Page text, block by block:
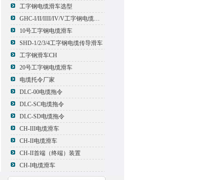
工字钢电缆滑车选型
GHC-I/II/IIII/IV/V工字钢电缆滑车
10号工字钢电缆滑车
SHD-1/2/3/4工字钢电缆传导滑车
工字钢滑车CH
20号工字钢电缆滑车
电缆托令厂家
DLC-00电缆拖令
DLC-SC电缆拖令
DLC-SD电缆拖令
CH-III电缆滑车
CH-II电缆滑车
CH-II首端（终端）装置
CH-I电缆滑车